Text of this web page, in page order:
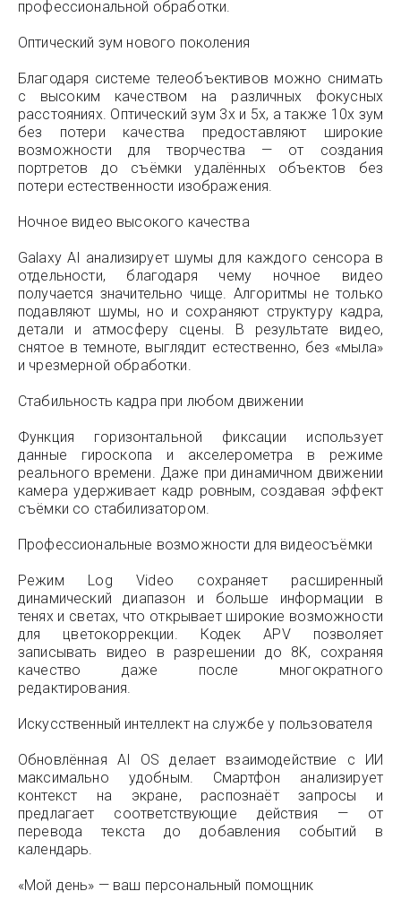
профессиональной обработки.
Оптический зум нового поколения
Благодаря системе телеобъективов можно снимать
с высоким качеством на различных фокусных
расстояниях. Оптический зум 3x и 5x, а также 10x зум
без потери качества предоставляют широкие
возможности для творчества — от создания
портретов до съёмки удалённых объектов без
потери естественности изображения.
Ночное видео высокого качества
Galaxy AI анализирует шумы для каждого сенсора в
отдельности, благодаря чему ночное видео
получается значительно чище. Алгоритмы не только
подавляют шумы, но и сохраняют структуру кадра,
детали и атмосферу сцены. В результате видео,
снятое в темноте, выглядит естественно, без «мыла»
и чрезмерной обработки.
Стабильность кадра при любом движении
Функция горизонтальной фиксации использует
данные гироскопа и акселерометра в режиме
реального времени. Даже при динамичном движении
камера удерживает кадр ровным, создавая эффект
съёмки со стабилизатором.
Профессиональные возможности для видеосъёмки
Режим Log Video сохраняет расширенный
динамический диапазон и больше информации в
тенях и светах, что открывает широкие возможности
для цветокоррекции. Кодек APV позволяет
записывать видео в разрешении до 8K, сохраняя
качество даже после многократного
редактирования.
Искусственный интеллект на службе у пользователя
Обновлённая AI OS делает взаимодействие с ИИ
максимально удобным. Смартфон анализирует
контекст на экране, распознаёт запросы и
предлагает соответствующие действия — от
перевода текста до добавления событий в
календарь.
«Мой день» — ваш персональный помощник